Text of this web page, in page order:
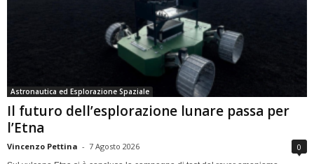
Astronautica ed Esplorazione Spaziale
Il futuro dell’esplorazione lunare passa per
l’Etna
Vincenzo Pettina - 7 Agosto 2026 0